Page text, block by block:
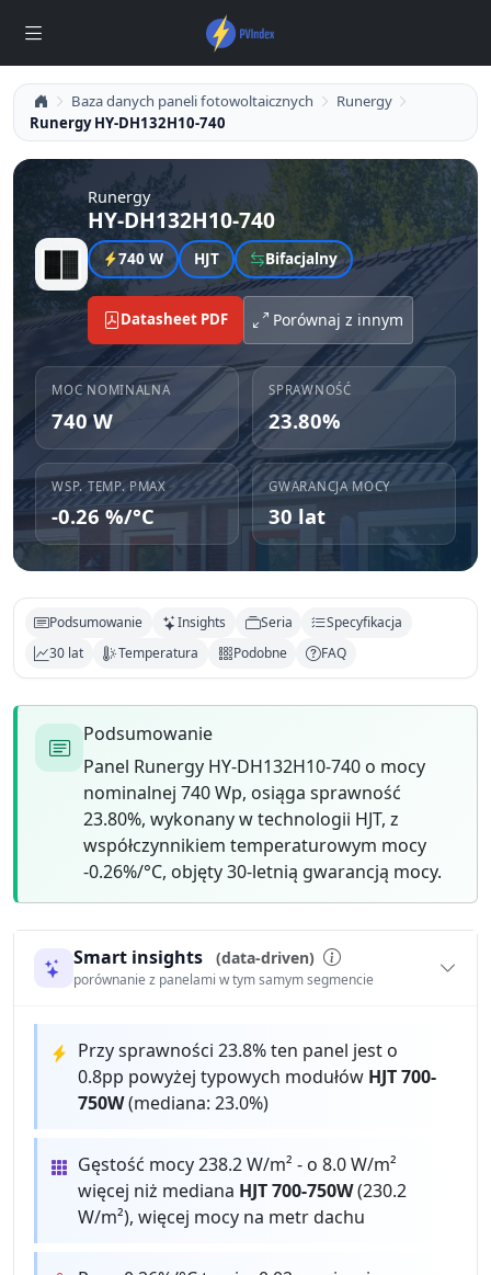
Baza danych paneli fotowoltaicznych
Runergy
Runergy HY-DH132H10-740
Runergy
HY-DH132H10-740
740 W HJT Bifacjalny
Datasheet PDF Porównaj z innym
MOC NOMINALNA
740 W
SPRAWNOŚĆ
23.80%
WSP. TEMP. PMAX
-0.26 %/°C
GWARANCJA MOCY
30 lat
Podsumowanie Insights Seria
Specyfikacja
30 lat
Temperatura Podobne FAQ
Podsumowanie
Panel Runergy HY-DH132H10-740 o mocy
nominalnej 740 Wp, osiąga sprawność
23.80%, wykonany w technologii HJT, z
współczynnikiem temperaturowym mocy
-0.26%/°C, objęty 30-letnią gwarancją mocy.
Smart insights (data-driven)
porównanie z panelami w tym samym segmencie
Przy sprawności 23.8% ten panel jest o
0.8pp powyżej typowych modułów HJT 700-
750W(mediana: 23.0%)
Gęstość mocy 238.2 W/m² - o 8.0 W/m²
więcej niż mediana HJT 700-750W(230.2
W/m²), więcej mocy na metr dachu